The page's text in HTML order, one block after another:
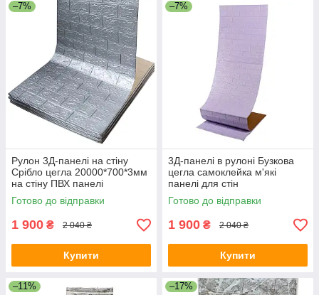
–7%
Рулон 3Д-панелі на стіну
Срібло цегла 20000*700*3мм
на стіну ПВХ панелі
самоклейка (R017-3-20) SW-
00001197
Готово до відправки
1 900 ₴ 2 040 ₴
Купити
–7%
3Д-панелі в рулоні Бузкова
цегла самоклейка м'які
панелі для стін
700мм*20м*3мм R015-3-20
SW-00001470
Готово до відправки
1 900 ₴ 2 040 ₴
Купити
–11% –17%